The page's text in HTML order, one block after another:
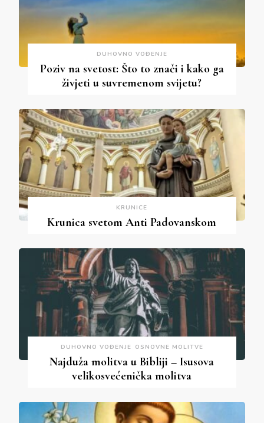
DUHOVNO VOĐENJE
Poziv na svetost: Što to znači i kako ga
živjeti u suvremenom svijetu?
KRUNICE
Krunica svetom Anti Padovanskom
DUHOVNO VOĐENJE OSNOVNE MOLITVE
Najduža molitva u Bibliji – Isusova
velikosvećenička molitva